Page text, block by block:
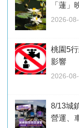
「蓮
2026-
桃園5
影響
2026-
8/13城
營運、